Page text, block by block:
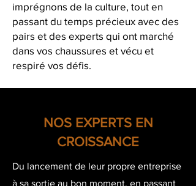
imprégnons de la culture, tout en
passant du temps précieux avec des
pairs et des experts qui ont marché
dans vos chaussures et vécu et
respiré vos défis.
NOS EXPERTS EN
CROISSANCE
Du lancement de leur propre entreprise
à sa sortie au bon moment, en passant